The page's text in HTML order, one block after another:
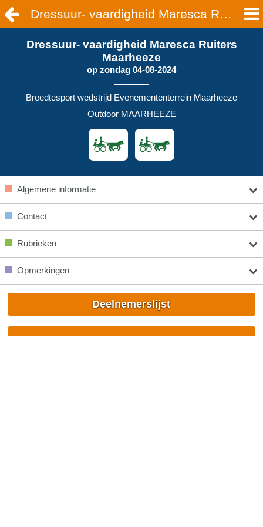
Dressuur- vaardigheid Maresca Ruiters Maarheeze | MAARHEEZE
Dressuur- vaardigheid Maresca Ruiters
Maarheeze
op zondag 04-08-2024
Breedtesport wedstrijd Evenemententerrein Maarheeze
Outdoor MAARHEEZE
Algemene informatie
Contact
Rubrieken
Opmerkingen
Deelnemerslijst